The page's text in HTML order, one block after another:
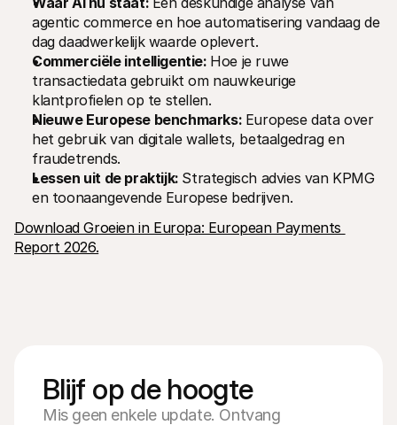
agentic commerce en hoe automatisering vandaag de
dag daadwerkelijk waarde oplevert.
Commerciële intelligentie: Hoe je ruwe
transactiedata gebruikt om nauwkeurige
klantprofielen op te stellen.
Nieuwe Europese benchmarks: Europese data over
het gebruik van digitale wallets, betaalgedrag en
fraudetrends.
Lessen uit de praktijk: Strategisch advies van KPMG
en toonaangevende Europese bedrijven.
Download Groeien in Europa: European Payments
Report 2026.
Blijf op de hoogte
Mis geen enkele update. Ontvang